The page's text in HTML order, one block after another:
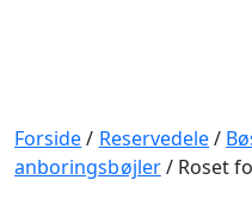
Forside/ Reservedele/
anboringsbøjler/ Roset